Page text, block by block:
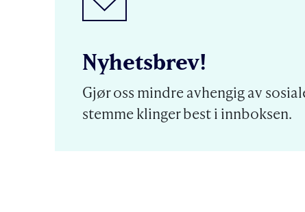
Nyhetsbrev!
Gjør oss mindre avhengig av
stemme klinger best i innboksen.